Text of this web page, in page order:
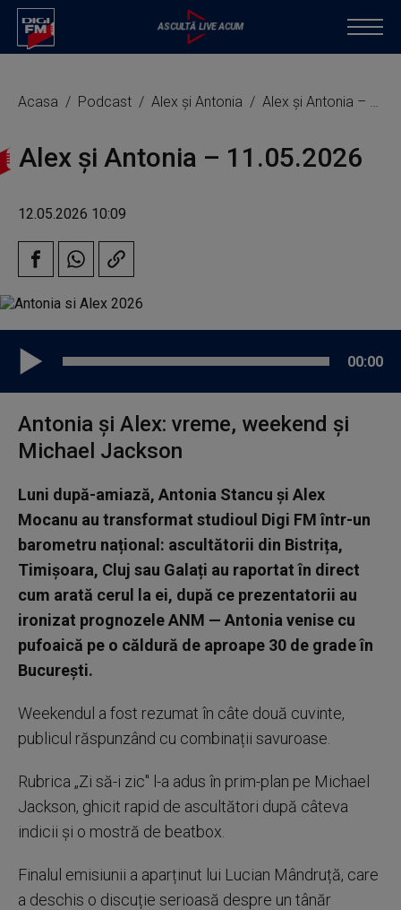
Acasa Podcast Alex și Antonia Alex și Antonia – 11.05.2026
Alex și Antonia – 11.05.2026
12.05.2026 10:09
00:00
Antonia și Alex: vreme, weekend și
Michael Jackson
Luni după-amiază, Antonia Stancu și Alex
Mocanu au transformat studioul Digi FM într-un
barometru național: ascultătorii din Bistrița,
Timișoara, Cluj sau Galați au raportat în direct
cum arată cerul la ei, după ce prezentatorii au
ironizat prognozele ANM — Antonia venise cu
pufoaică pe o căldură de aproape 30 de grade în
București.
Weekendul a fost rezumat în câte două cuvinte,
publicul răspunzând cu combinații savuroase.
Rubrica „Zi să-i zic" l-a adus în prim-plan pe Michael
Jackson, ghicit rapid de ascultători după câteva
indicii și o mostră de beatbox.
Finalul emisiunii a aparținut lui Lucian Mândruță, care
a deschis o discuție serioasă despre un tânăr